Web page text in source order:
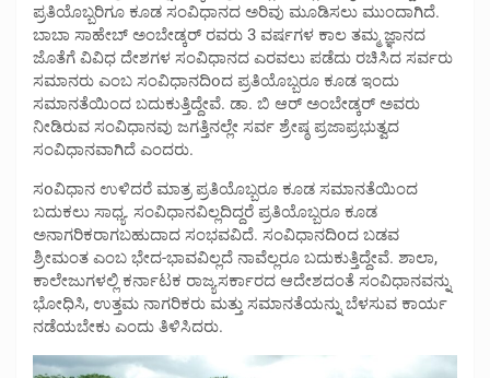
ಪ್ರತಿಯೊಬ್ಬರಿಗೂ ಕೂಡ ಸಂವಿಧಾನದ ಅರಿವು ಮೂಡಿಸಲು ಮುಂದಾಗಿದೆ.
ಬಾಬಾ ಸಾಹೇಬ್ ಅಂಬೇಡ್ಕರ್ ರವರು 3 ವರ್ಷಗಳ ಕಾಲ ತಮ್ಮ ಜ್ಞಾನದ
ಜೊತೆಗೆ ವಿವಿಧ ದೇಶಗಳ ಸಂವಿಧಾನದ ಎರವಲು ಪಡೆದು ರಚಿಸಿದ ಸರ್ವರು
ಸಮಾನರು ಎಂಬ ಸಂವಿಧಾನದಿoದ ಪ್ರತಿಯೊಬ್ಬರೂ ಕೂಡ ಇಂದು
ಸಮಾನತೆಯಿಂದ ಬದುಕುತ್ತಿದ್ದೇವೆ. ಡಾ. ಬಿ ಆರ್ ಅಂಬೇಡ್ಕರ್ ಅವರು
ನೀಡಿರುವ ಸಂವಿಧಾನವು ಜಗತ್ತಿನಲ್ಲೇ ಸರ್ವ ಶ್ರೇಷ್ಠ ಪ್ರಜಾಪ್ರಭುತ್ವದ
ಸಂವಿಧಾನವಾಗಿದೆ ಎಂದರು.
ಸoವಿಧಾನ ಉಳಿದರೆ ಮಾತ್ರ ಪ್ರತಿಯೊಬ್ಬರೂ ಕೂಡ ಸಮಾನತೆಯಿಂದ
ಬದುಕಲು ಸಾಧ್ಯ. ಸಂವಿಧಾನವಿಲ್ಲದಿದ್ದರೆ ಪ್ರತಿಯೊಬ್ಬರೂ ಕೂಡ
ಅನಾಗರಿಕರಾಗಬಹುದಾದ ಸಂಭವವಿದೆ. ಸಂವಿಧಾನದಿoದ ಬಡವ
ಶ್ರೀಮಂತ ಎಂಬ ಭೇದ-ಭಾವವಿಲ್ಲದೆ ನಾವೆಲ್ಲರೂ ಬದುಕುತ್ತಿದ್ದೇವೆ. ಶಾಲಾ,
ಕಾಲೇಜುಗಳಲ್ಲಿ ಕರ್ನಾಟಕ ರಾಜ್ಯಸರ್ಕಾರದ ಆದೇಶದಂತೆ ಸಂವಿಧಾನವನ್ನು
ಭೋಧಿಸಿ, ಉತ್ತಮ ನಾಗರಿಕರು ಮತ್ತು ಸಮಾನತೆಯನ್ನು ಬೆಳಸುವ ಕಾರ್ಯ
ನಡೆಯಬೇಕು ಎಂದು ತಿಳಿಸಿದರು.